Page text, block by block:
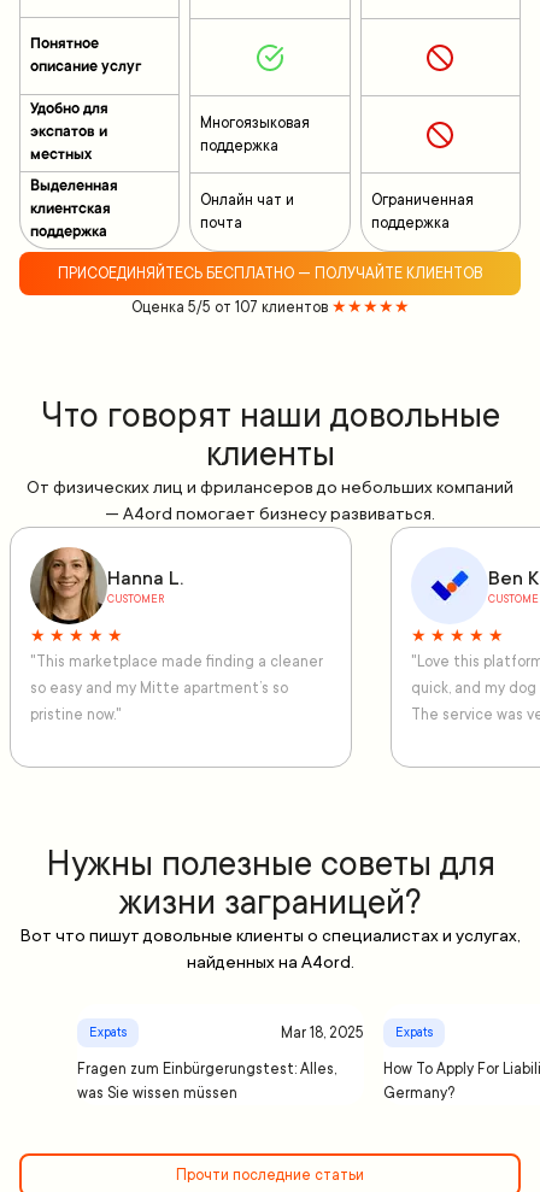
Понятное
описание услуг
Удобно для
экспатов и
местных
Выделенная
клиентская
поддержка
Многоязыковая
поддержка
Онлайн чат и
почта
Ограниченная
поддержка
ПРИСОЕДИНЯЙТЕСЬ БЕСПЛАТНО — ПОЛУЧАЙТЕ КЛИЕНТОВ
Оценка 5/5 от 107 клиентов ★★★★★
Что говорят наши довольные
клиенты
От физических лиц и фрилансеров до небольших компаний
— A4ord помогает бизнесу развиваться.
Hanna L.
CUSTOMER
★ ★ ★ ★ ★
"This marketplace made finding a cleaner
so easy and my Mitte apartment’s so
pristine now."
Ben
★ ★ ★ ★ ★
"Love this
quick, and my
The service was
Нужны полезные советы для
жизни заграницей?
Вот что пишут довольные клиенты о специалистах и услугах,
найденных на A4ord.
Expats Mar 18, 2025
Fragen zum Einbürgerungstest: Alles,
was Sie wissen müssen
Expats
How To Apply For
Germany?
Прочти последние статьи